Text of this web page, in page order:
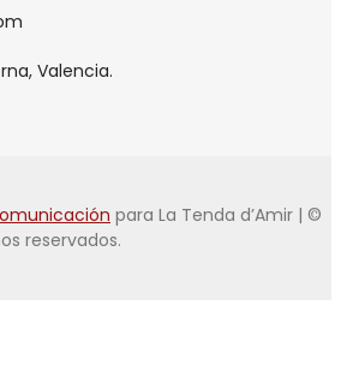
Valencia.
para La Tenda d’Amir | ©
reservados.